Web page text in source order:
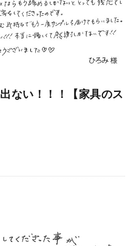
ない！！！【家具のス